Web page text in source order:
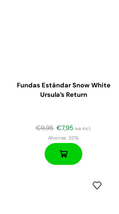
Fundas Estándar Snow White
Ursula’s Return
€9,95 €7,95 iva incl.
Ahorras: 20%